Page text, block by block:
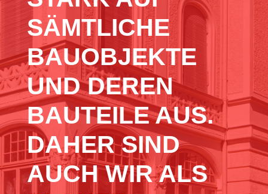
SÄMTLICHE
BAUOBJEKTE
UND DEREN
BAUTEILE AUS.
DAHER SIND
AUCH WIR ALS